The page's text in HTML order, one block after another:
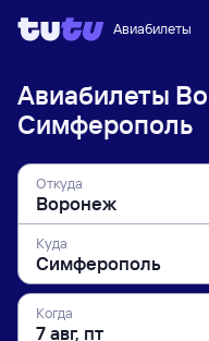
Авиабилеты
Авиабилеты
Симферополь
Откуда
Куда
Когда